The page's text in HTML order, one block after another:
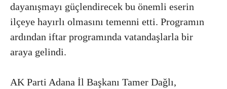
dayanışmayı güçlendirecek bu önemli eserin
ilçeye hayırlı olmasını temenni etti. Programın
ardından iftar programında vatandaşlarla bir
araya gelindi.
AK Parti Adana İl Başkanı Tamer Dağlı,